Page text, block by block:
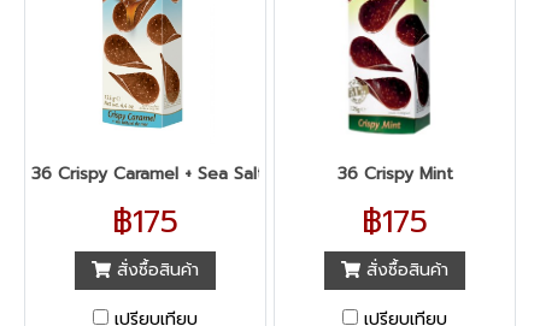
36 Crispy Caramel + Sea Salt
฿175
สั่งซื้อสินค้า
เปรียบเทียบ
36 Crispy Mint
฿175
สั่งซื้อสินค้า
เปรียบเทียบ